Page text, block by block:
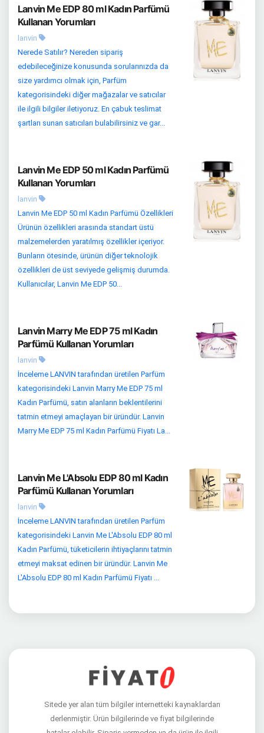
Lanvin Me EDP 80 ml Kadın Parfümü
Kullanan Yorumları
lanvin
Nerede Satılır? Nereden sipariş
edebileceğinize konusunda sorularınızda da
size yardımcı olmak için, Parfüm
kategorisindeki diğer mağazalar ve satıcılar
ile ilgili bilgiler iletiyoruz. En çabuk teslimat
şartları sunan satıcıları bulabilirsiniz ve gar...
Lanvin Me EDP 50 ml Kadın Parfümü
Kullanan Yorumları
lanvin
Lanvin Me EDP 50 ml Kadın Parfümü Özellikleri
Ürünün özellikleri arasında standart üstü
malzemelerden yaratılmış özellikler içeriyor.
Bunların ötesinde, ürünün diğer teknolojik
özellikleri de üst seviyede gelişmiş durumda.
Kullanıcılar, Lanvin Me EDP 50...
Lanvin Marry Me EDP 75 ml Kadın
Parfümü Kullanan Yorumları
lanvin
İnceleme LANVIN tarafından üretilen Parfüm
kategorisindeki Lanvin Marry Me EDP 75 ml
Kadın Parfümü, satın alanların beklentilerini
tatmin etmeyi amaçlayan bir üründür. Lanvin
Marry Me EDP 75 ml Kadın Parfümü Fiyatı La...
Lanvin Me L'Absolu EDP 80 ml Kadın
Parfümü Kullanan Yorumları
lanvin
İnceleme LANVIN tarafından üretilen Parfüm
kategorisindeki Lanvin Me L'Absolu EDP 80 ml
Kadın Parfümü, tüketicilerin ihtiyaçlarını tatmin
etmeyi maksat edinen bir üründür. Lanvin Me
L'Absolu EDP 80 ml Kadın Parfümü Fiyatı ...
Sitede yer alan tüm bilgiler internetteki kaynaklardan
derlenmiştir. Ürün bilgilerinde ve fiyat bilgilerinde